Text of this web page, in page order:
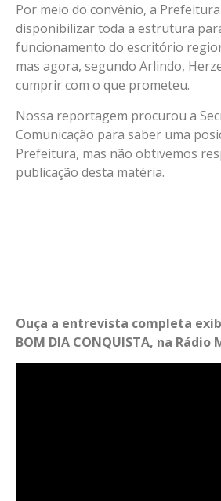
Por meio do convênio, a
disponibilizar toda a estrutura
funcionamento do escritório
mas agora, segundo Arlindo,
cumprir com o que prometeu.
Nossa reportagem procurou a
Comunicação para saber uma
Prefeitura, mas não obtivemos
publicação desta matéria.
Ouça a entrevista completa
BOM DIA CONQUISTA, na Rádio